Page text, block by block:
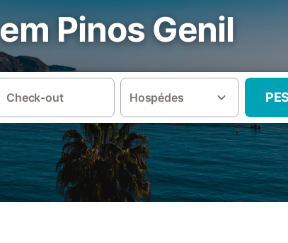
Pinos Genil
Check-out Hospédes